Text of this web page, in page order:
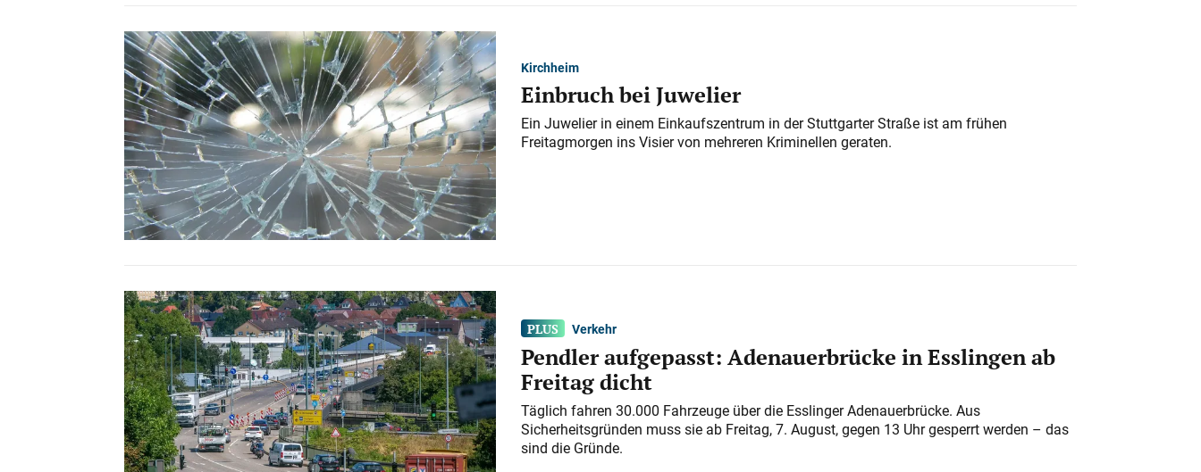
Kirchheim
Einbruch bei Juwelier
Ein Juwelier in einem Einkaufszentrum in der Stuttgarter Straße ist am frühen
Freitagmorgen ins Visier von mehreren Kriminellen geraten.
Verkehr
Pendler aufgepasst: Adenauerbrücke in Esslingen ab
Freitag dicht
Täglich fahren 30.000 Fahrzeuge über die Esslinger Adenauerbrücke. Aus
Sicherheitsgründen muss sie ab Freitag, 7. August, gegen 13 Uhr gesperrt werden – das
sind die Gründe.